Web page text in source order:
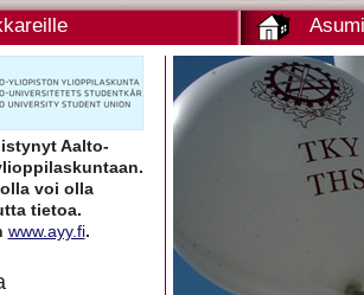
Aalto-
voi olla
tietoa.
www.ayy.fi.